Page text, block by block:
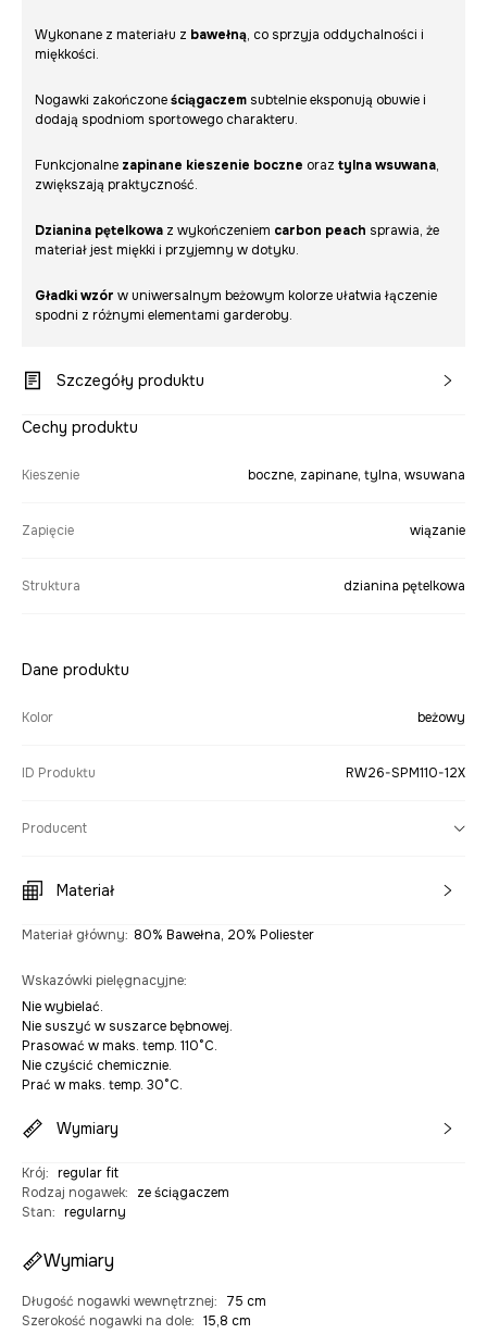
Wykonane z materiału z bawełną, co sprzyja oddychalności i
miękkości.
Nogawki zakończoneściągaczem subtelnie eksponują obuwie i
dodają spodniom sportowego charakteru.
Funkcjonalne zapinane kieszenie boczne oraz tylna wsuwana,
zwiększają praktyczność.
Dzianina pętelkowa z wykończeniem carbon peach sprawia, że
materiał jest miękki i przyjemny w dotyku.
Gładki wzór w uniwersalnym beżowym kolorze ułatwia łączenie
spodni z różnymi elementami garderoby.
Szczegóły produktu
Cechy produktu
Kieszenie boczne, zapinane, tylna, wsuwana
Zapięcie wiązanie
Struktura dzianina pętelkowa
Dane produktu
Kolor beżowy
ID Produktu RW26-SPM110-12X
Producent
Materiał
Materiał główny: 80% Bawełna, 20% Poliester
Wskazówki pielęgnacyjne:
Nie wybielać.
Nie suszyć w suszarce bębnowej.
Prasować w maks. temp. 110°C.
Nie czyścić chemicznie.
Prać w maks. temp. 30°C.
Wymiary
Krój: regular fit
Rodzaj nogawek:
ze ściągaczem
Stan: regularny
Wymiary
Długość nogawki wewnętrznej:
75 cm
Szerokość nogawki na dole: 15,8 cm